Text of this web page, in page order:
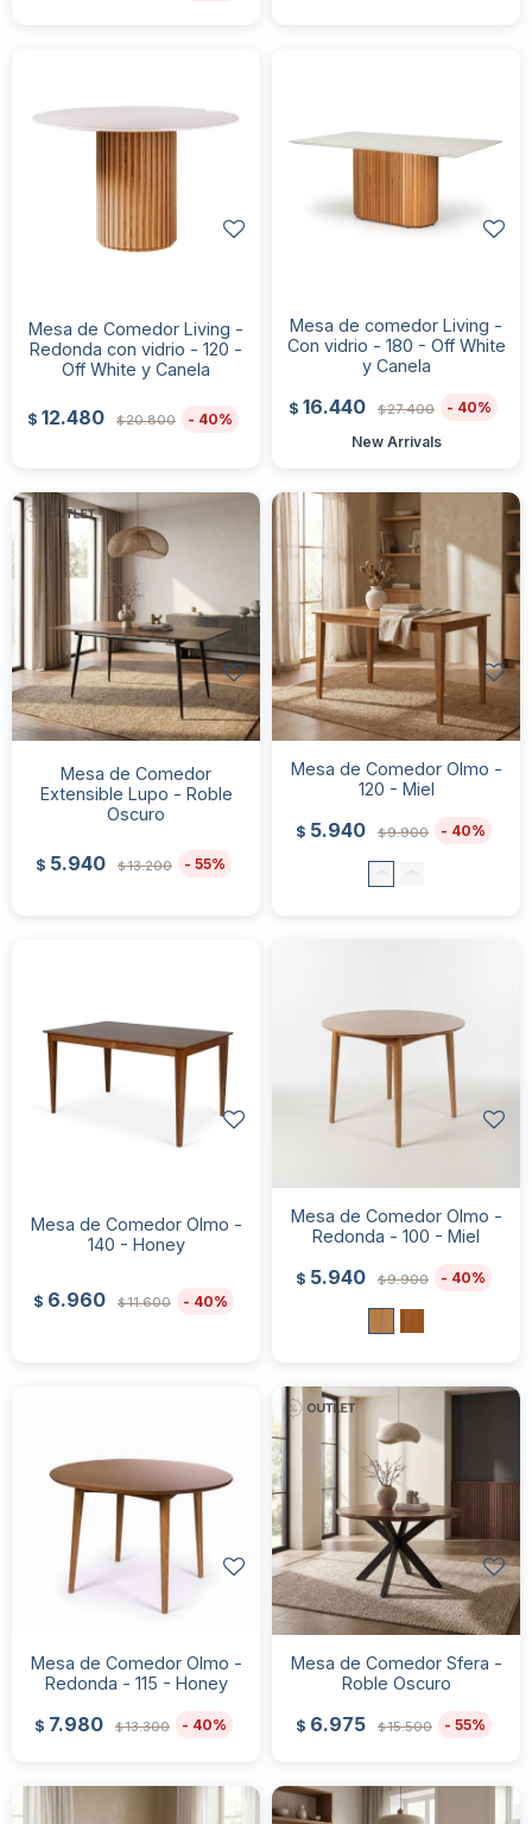
Mesa de Comedor Living -
Redonda con vidrio - 120 -
Off White y Canela
$ 12.480 $20.800 40
Mesa de comedor Living -
Con vidrio - 180 - Off White
y Canela
$ 16.440 $27.400
40
New Arrivals
Mesa de Comedor
Extensible Lupo - Roble
Oscuro
$ 5.940 $13.200 55
Mesa de Comedor Olmo -
120 - Miel
$ 5.940 $9.900 40
Mesa de Comedor Olmo -
140 - Honey
$ 6.960 $11.600 40
Mesa de Comedor Olmo -
Redonda - 100 - Miel
$ 5.940 $9.900 40
Mesa de Comedor Olmo -
Redonda - 115 - Honey
$ 7.980 $13.300 40
Mesa de Comedor Sfera -
Roble Oscuro
$ 6.975 $15.500 55